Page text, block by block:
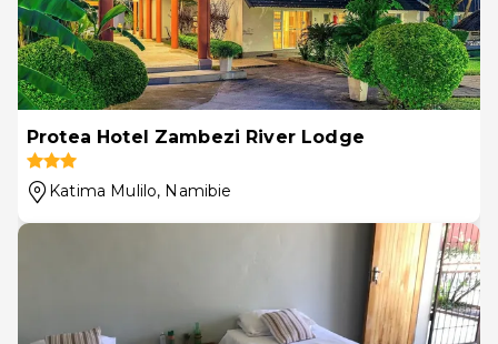
Protea Hotel Zambezi River Lodge
Katima Mulilo, Namibie